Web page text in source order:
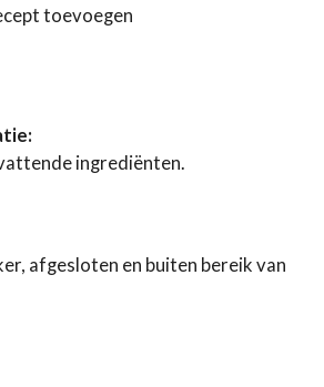
toevoegen
ingrediënten.
afgesloten en buiten bereik van